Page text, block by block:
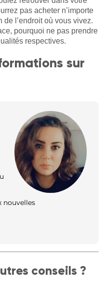
pas acheter n’importe
de l’endroit où vous vivez.
pourquoi ne pas prendre
respectives.
sur
nouvelles
conseils ?